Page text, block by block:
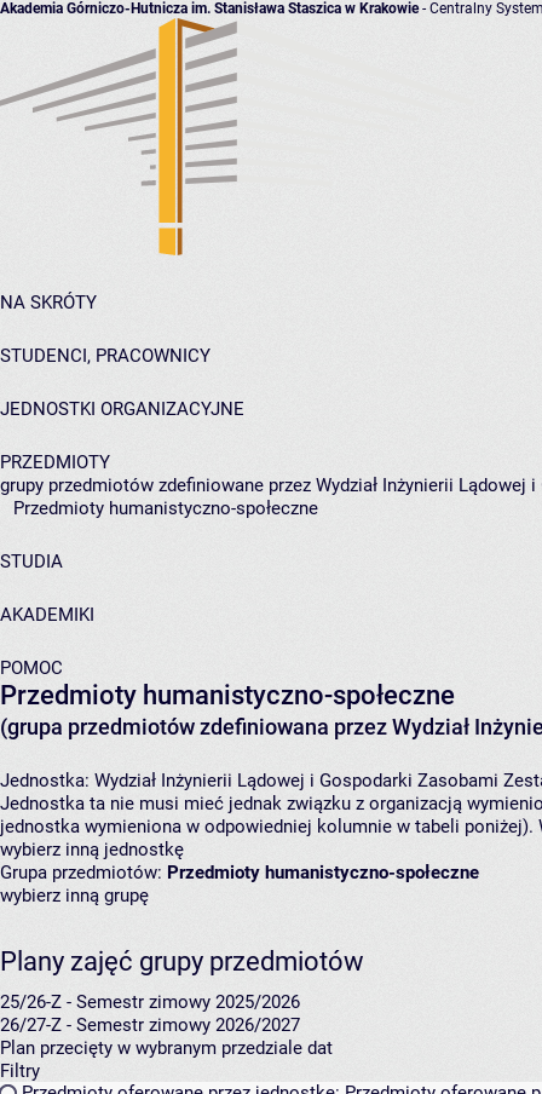
Akademia Górniczo-Hutnicza im. Stanisława Staszica w Krakowie- Centralny
NA SKRÓTY
STUDENCI, PRACOWNICY
JEDNOSTKI ORGANIZACYJNE
PRZEDMIOTY
grupy przedmiotów zdefiniowane przez Wydział Inżynierii Lądowej
Przedmioty humanistyczno-społeczne
STUDIA
AKADEMIKI
POMOC
Przedmioty humanistyczno-społeczne
(grupa przedmiotów zdefiniowana przez Wydział
Jednostka: Wydział Inżynierii Lądowej i Gospodarki Zasobami
Jednostka ta nie musi mieć jednak związku z organizacją
jednostka wymieniona w odpowiedniej kolumnie w tabeli
wybierz inną jednostkę
Grupa przedmiotów: Przedmioty humanistyczno-społeczne
wybierz inną grupę
Plany zajęć grupy przedmiotów
25/26-Z - Semestr zimowy 2025/2026
26/27-Z - Semestr zimowy 2026/2027
Plan przecięty w wybranym przedziale dat
Filtry